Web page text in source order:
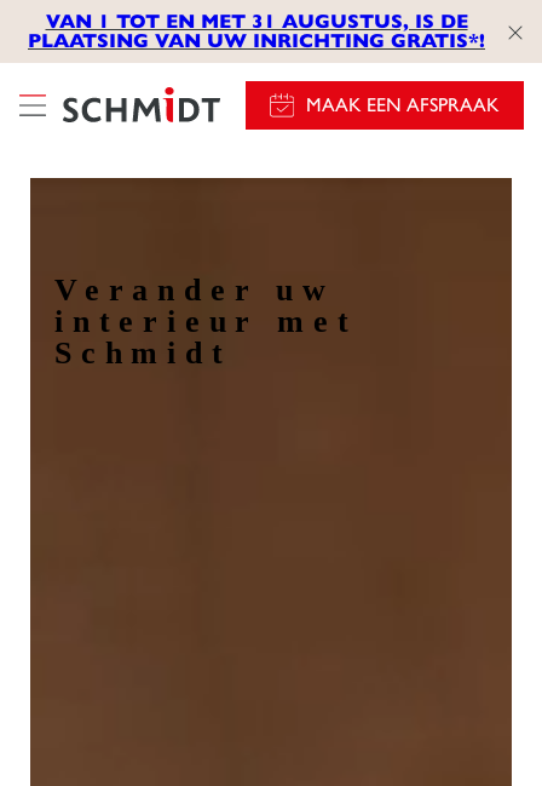
VAN 1 TOT EN MET 31 AUGUSTUS, IS DE
PLAATSING VAN UW INRICHTING GRATIS*!
MAAK EEN AFSPRAAK
Verander uw
interieur met
Schmidt